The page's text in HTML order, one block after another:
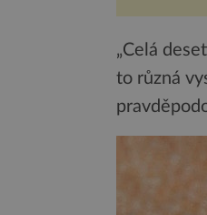
„Celá
to různá